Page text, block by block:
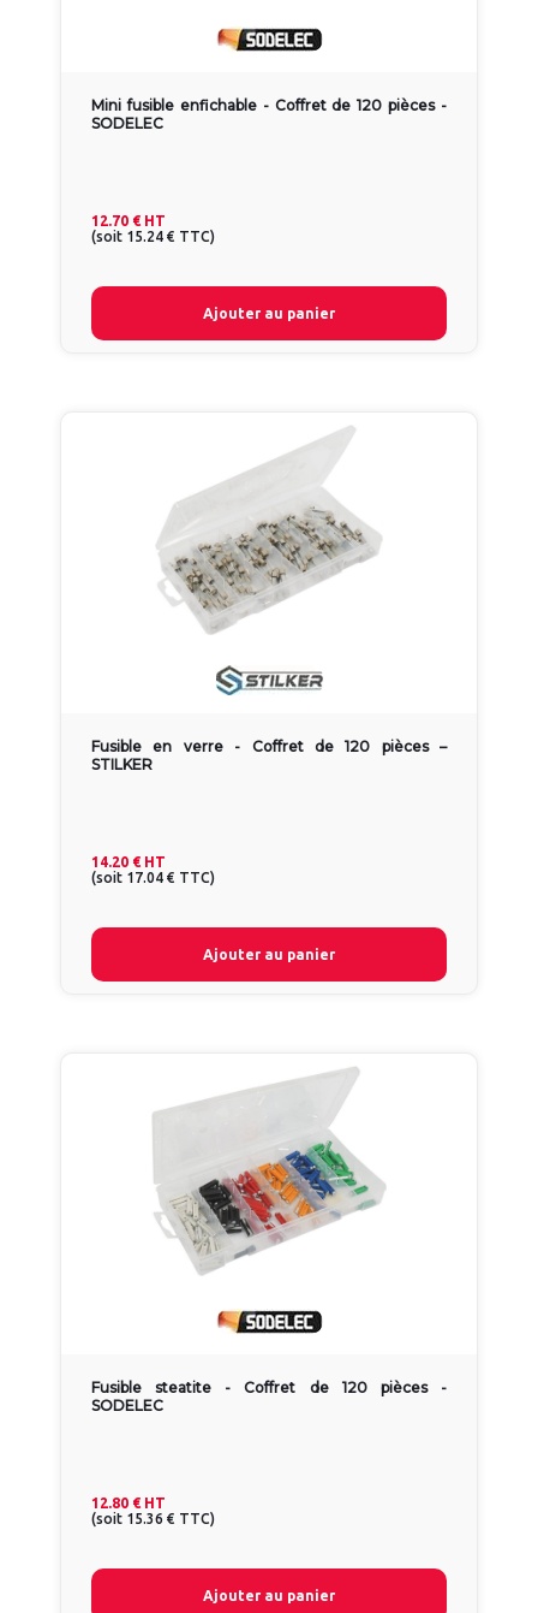
Mini fusible enfichable - Coffret de 120 pièces -
SODELEC
12.70 € HT
(soit 15.24 € TTC)
Ajouter au panier
Fusible en verre - Coffret de 120 pièces –
STILKER
14.20 € HT
(soit 17.04 € TTC)
Ajouter au panier
Fusible steatite - Coffret de 120 pièces -
SODELEC
12.80 € HT
(soit 15.36 € TTC)
Ajouter au panier